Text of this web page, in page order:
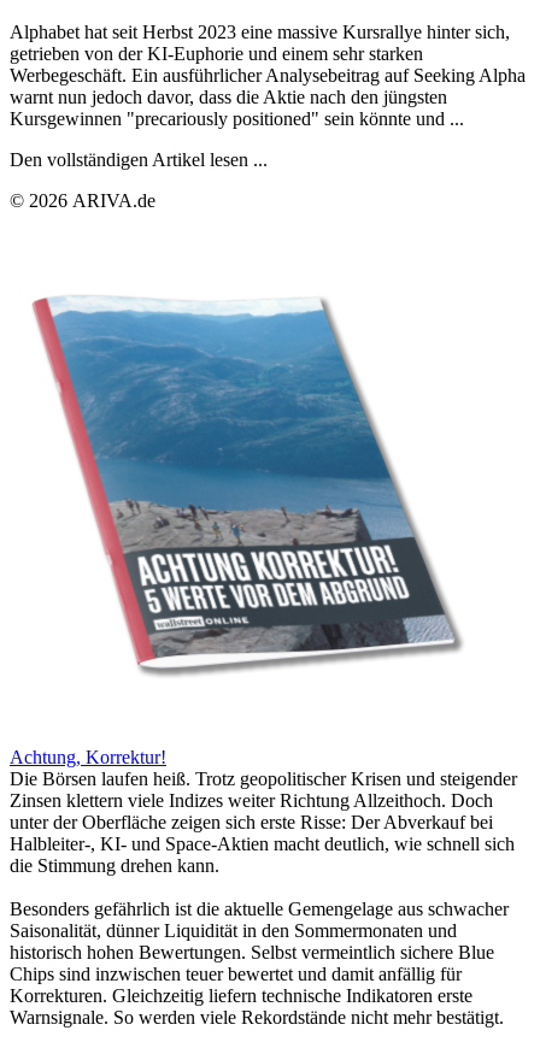
Alphabet hat seit Herbst 2023 eine massive Kursrallye hinter sich,
getrieben von der KI-Euphorie und einem sehr starken
Werbegeschäft. Ein ausführlicher Analysebeitrag auf Seeking Alpha
warnt nun jedoch davor, dass die Aktie nach den jüngsten
Kursgewinnen "precariously positioned" sein könnte und ...
Den vollständigen Artikel lesen ...
© 2026 ARIVA.de
Achtung, Korrektur!
Die Börsen laufen heiß. Trotz geopolitischer Krisen und steigender
Zinsen klettern viele Indizes weiter Richtung Allzeithoch. Doch
unter der Oberfläche zeigen sich erste Risse: Der Abverkauf bei
Halbleiter-, KI- und Space-Aktien macht deutlich, wie schnell sich
die Stimmung drehen kann.
Besonders gefährlich ist die aktuelle Gemengelage aus schwacher
Saisonalität, dünner Liquidität in den Sommermonaten und
historisch hohen Bewertungen. Selbst vermeintlich sichere Blue
Chips sind inzwischen teuer bewertet und damit anfällig für
Korrekturen. Gleichzeitig liefern technische Indikatoren erste
Warnsignale. So werden viele Rekordstände nicht mehr bestätigt.